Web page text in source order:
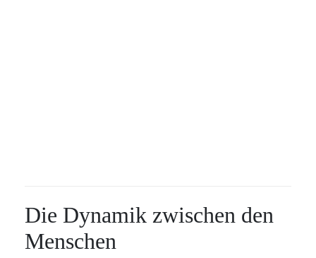
Die Dynamik zwischen den
Menschen